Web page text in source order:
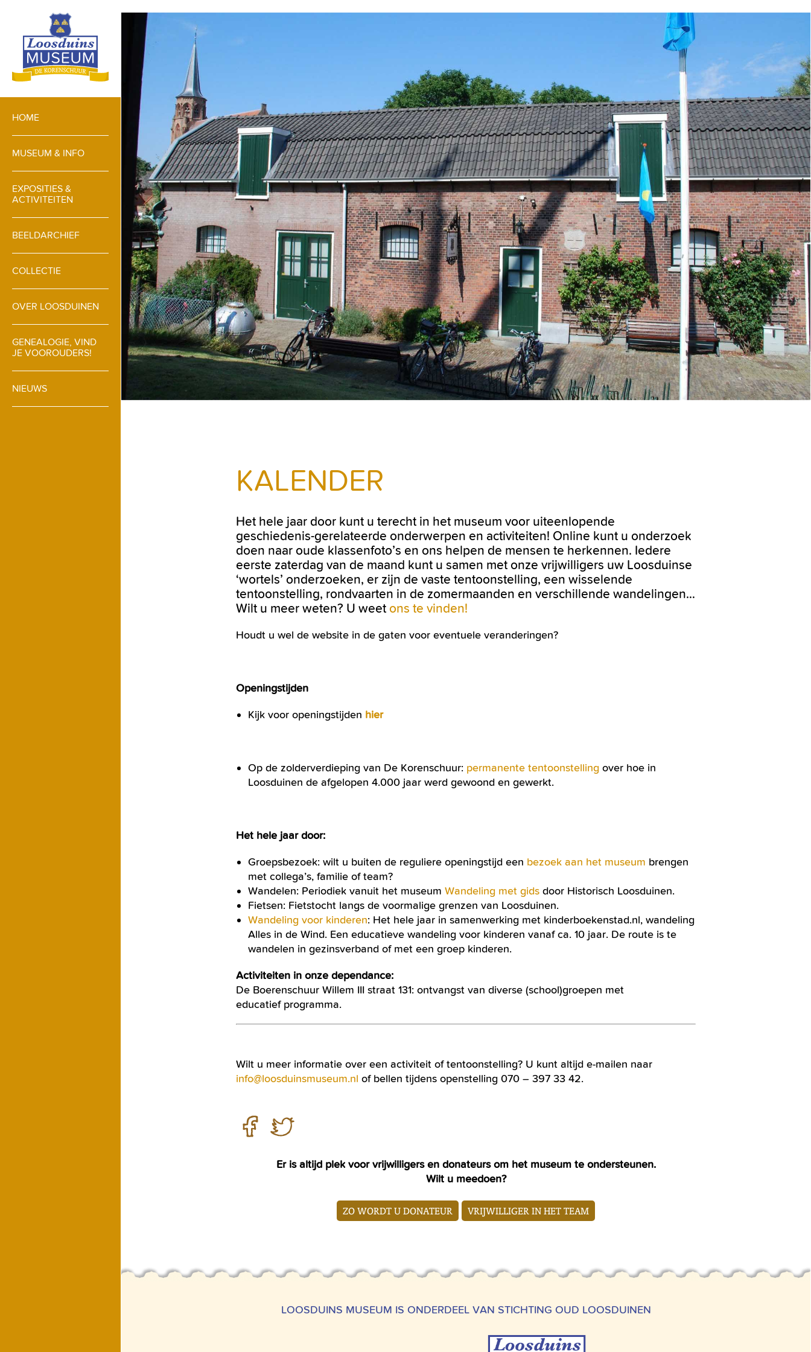
HOME
MUSEUM & INFO
EXPOSITIES &
ACTIVITEITEN
BEELDARCHIEF
COLLECTIE
OVER LOOSDUINEN
GENEALOGIE, VIND
JE VOOROUDERS!
NIEUWS
KALENDER
Het hele jaar door kunt u terecht in het museum voor uiteenlopende
geschiedenis-gerelateerde onderwerpen en activiteiten! Online kunt u onderzoek
doen naar oude klassenfoto’s en ons helpen de mensen te herkennen. Iedere
eerste zaterdag van de maand kunt u samen met onze vrijwilligers uw Loosduinse
‘wortels’ onderzoeken, er zijn de vaste tentoonstelling, een wisselende
tentoonstelling, rondvaarten in de zomermaanden en verschillende wandelingen…
Wilt u meer weten? U weet ons te vinden!
Houdt u wel de website in de gaten voor eventuele veranderingen?
Openingstijden
Kijk voor openingstijden hier
Op de zolderverdieping van De Korenschuur: permanente tentoonstelling over hoe in
Loosduinen de afgelopen 4.000 jaar werd gewoond en gewerkt.
Het hele jaar door:
Groepsbezoek: wilt u buiten de reguliere openingstijd een bezoek aan het museum brengen
met collega’s, familie of team?
Wandelen: Periodiek vanuit het museumWandeling met gids door Historisch Loosduinen.
Fietsen: Fietstocht langs de voormalige grenzen van Loosduinen.
Wandeling voor kinderen: Het hele jaar in samenwerking met kinderboekenstad.nl, wandeling
Alles in de Wind. Een educatieve wandeling voor kinderen vanaf ca. 10 jaar. De route is te
wandelen in gezinsverband of met een groep kinderen.
Activiteiten in onze dependance:
De Boerenschuur Willem III straat 131: ontvangst van diverse (school)groepen met
educatief programma.
Wilt u meer informatie over een activiteit of tentoonstelling? U kunt altijd e-mailen naar
info@loosduinsmuseum.nl of bellen tijdens openstelling 070 – 397 33 42.
Er is altijd plek voor vrijwilligers en donateurs om het museum te ondersteunen.
Wilt u meedoen?
ZO WORDT U DONATEUR VRIJWILLIGER IN HET TEAM
LOOSDUINS MUSEUM IS ONDERDEEL VAN STICHTING OUD LOOSDUINEN